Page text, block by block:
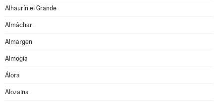
Alhaurín el Grande
Almáchar
Almargen
Almogía
Álora
Alozaina